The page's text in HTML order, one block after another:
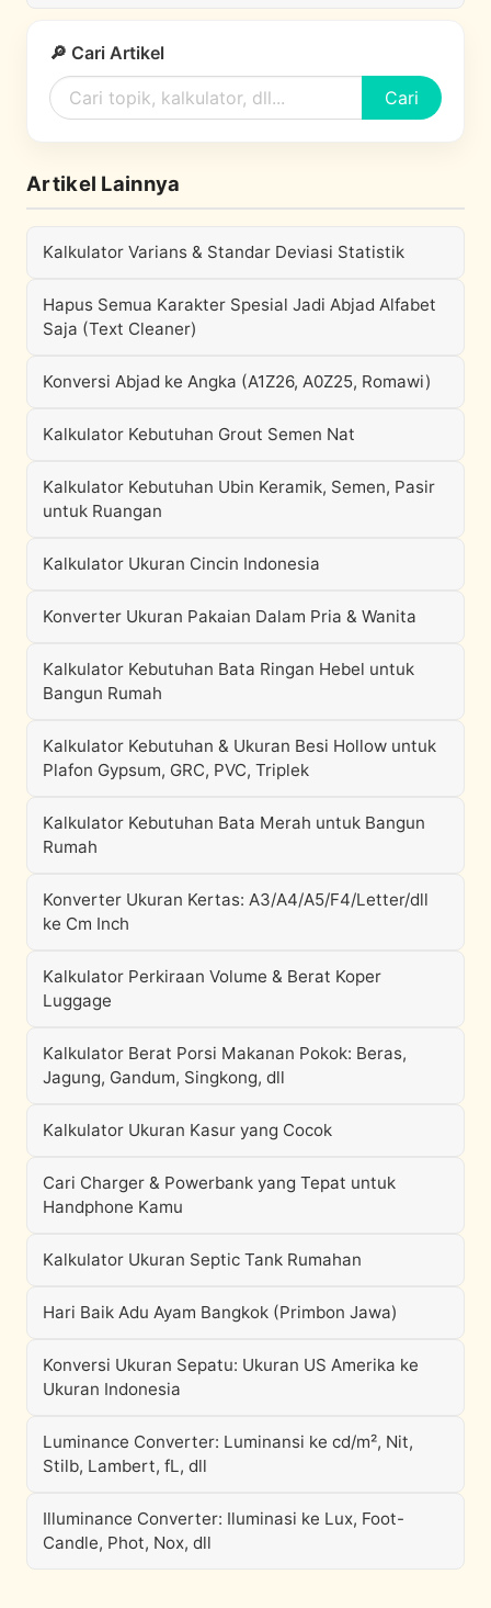
🔎 Cari Artikel
Cari
Artikel Lainnya
Kalkulator Varians & Standar Deviasi Statistik
Hapus Semua Karakter Spesial Jadi Abjad Alfabet
Saja (Text Cleaner)
Konversi Abjad ke Angka (A1Z26, A0Z25, Romawi)
Kalkulator Kebutuhan Grout Semen Nat
Kalkulator Kebutuhan Ubin Keramik, Semen, Pasir
untuk Ruangan
Kalkulator Ukuran Cincin Indonesia
Konverter Ukuran Pakaian Dalam Pria & Wanita
Kalkulator Kebutuhan Bata Ringan Hebel untuk
Bangun Rumah
Kalkulator Kebutuhan & Ukuran Besi Hollow untuk
Plafon Gypsum, GRC, PVC, Triplek
Kalkulator Kebutuhan Bata Merah untuk Bangun
Rumah
Konverter Ukuran Kertas: A3/A4/A5/F4/Letter/dll
ke Cm Inch
Kalkulator Perkiraan Volume & Berat Koper
Luggage
Kalkulator Berat Porsi Makanan Pokok: Beras,
Jagung, Gandum, Singkong, dll
Kalkulator Ukuran Kasur yang Cocok
Cari Charger & Powerbank yang Tepat untuk
Handphone Kamu
Kalkulator Ukuran Septic Tank Rumahan
Hari Baik Adu Ayam Bangkok (Primbon Jawa)
Konversi Ukuran Sepatu: Ukuran US Amerika ke
Ukuran Indonesia
Luminance Converter: Luminansi ke cd/m², Nit,
Stilb, Lambert, fL, dll
Illuminance Converter: Iluminasi ke Lux, Foot-
Candle, Phot, Nox, dll